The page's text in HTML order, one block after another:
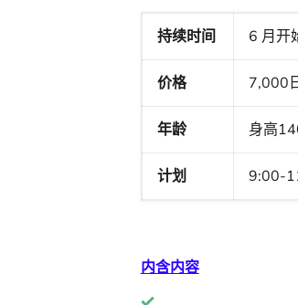
持续时间 6 月开
价格 7,000
年龄 身高
计划 9:00-
内含内容